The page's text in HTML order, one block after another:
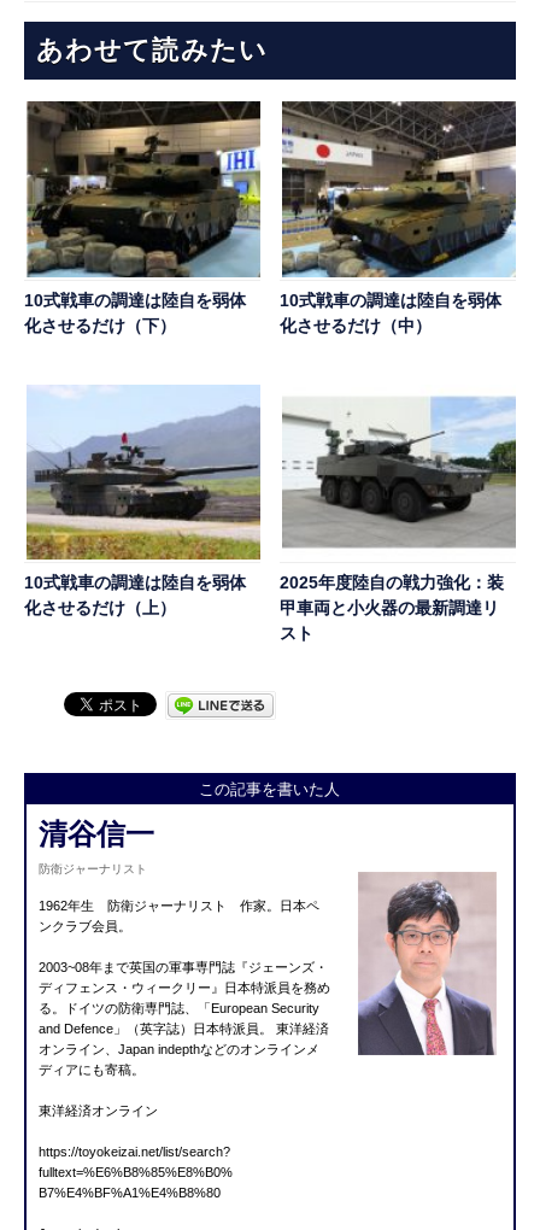
あわせて読みたい
10式戦車の調達は陸自を弱体
化させるだけ（下）
10式戦車の調達は陸自を弱体
化させるだけ（中）
10式戦車の調達は陸自を弱体
化させるだけ（上）
2025年度陸自の戦力強化：装
甲車両と小火器の最新調達リ
スト
この記事を書いた人
清谷信一
防衛ジャーナリスト
1962年生 防衛ジャーナリスト 作家。日本ペ
ンクラブ会員。
2003~08年まで英国の軍事専門誌『ジェーンズ・
ディフェンス・ウィークリー』日本特派員を務め
る。ドイツの防衛専門誌、「European Security
and Defence」（英字誌）日本特派員。 東洋経済
オンライン、Japan indepthなどのオンラインメ
ディアにも寄稿。
東洋経済オンライン
https://toyokeizai.net/list/search?
fulltext=%E6%B8%85%E8%B0%
B7%E4%BF%A1%E4%B8%80